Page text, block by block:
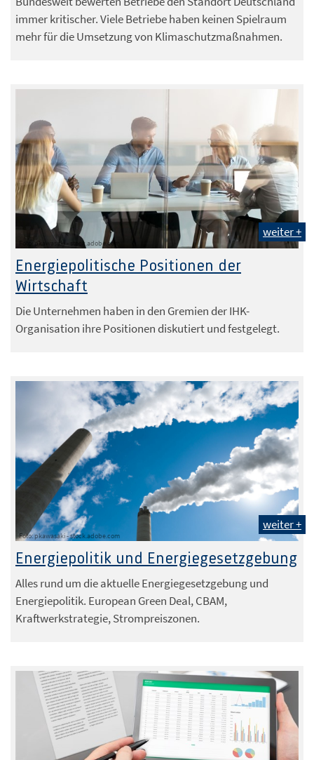
immer kritischer. Viele Betriebe haben keinen Spielraum
mehr für die Umsetzung von Klimaschutzmaßnahmen.
Foto: pkawasaki - stock.adobe.com
weiter +
Energiepolitische Positionen der
Wirtschaft
Die Unternehmen haben in den Gremien der IHK-
Organisation ihre Positionen diskutiert und festgelegt.
Foto: pkawasaki - stock.adobe.com
weiter +
Energiepolitik und Energiegesetzgebung
Alles rund um die aktuelle Energiegesetzgebung und
Energiepolitik. European Green Deal, CBAM,
Kraftwerkstrategie, Strompreiszonen.